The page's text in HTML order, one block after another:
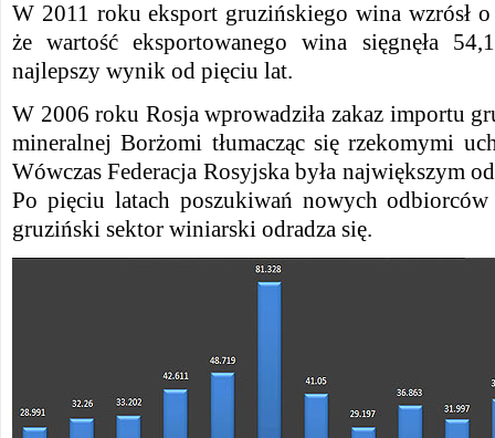
W 2011 roku eksport gruzińskiego wina wzrósł
że wartość eksportowanego wina sięgnęła
najlepszy wynik od pięciu lat.
W 2006 roku Rosja wprowadziła zakaz importu
mineralnej Borżomi tłumacząc się rzekomymi
Wówczas Federacja Rosyjska była największym
Po pięciu latach poszukiwań nowych
gruziński sektor winiarski odradza się.